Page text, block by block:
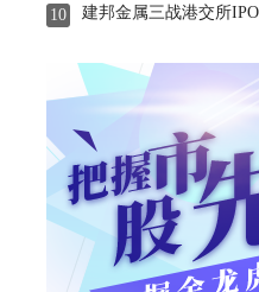
10 建邦金属三战港交所